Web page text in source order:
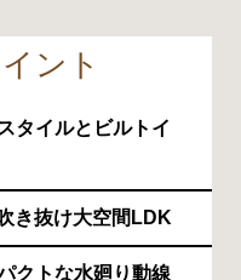
ント
タイルとビルトイ
き抜け大空間LDK
クトな水廻り動線